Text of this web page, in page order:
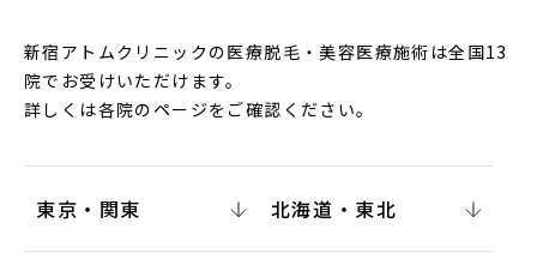
新宿アトムクリニックの医療脱毛・美容医療施術は全国13
院でお受けいただけます。
詳しくは各院のページをご確認ください。
東京・関東 北海道・東北